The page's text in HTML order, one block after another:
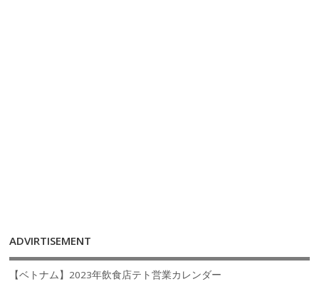
ADVIRTISEMENT
【ベトナム】2023年飲食店テト営業カレンダー